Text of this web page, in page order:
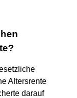
Altersrente
darauf